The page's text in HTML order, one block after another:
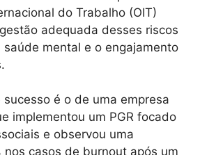
do Trabalho (OIT)
adequada desses riscos
saúde mental e o engajamento
é o de uma empresa
implementou um PGR focado
e observou uma
nos casos de burnout após um